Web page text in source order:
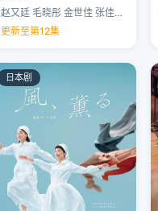
赵又廷 毛晓彤 金世佳 张佳宁 …
更新至第12集
日本剧